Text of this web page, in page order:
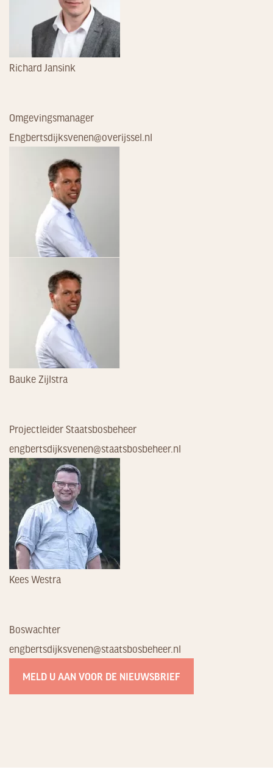
Richard Jansink
Omgevingsmanager
Engbertsdijksvenen@overijssel.nl
Bauke Zijlstra
Projectleider Staatsbosbeheer
engbertsdijksvenen@staatsbosbeheer.nl
Kees Westra
Boswachter
engbertsdijksvenen@staatsbosbeheer.nl
MELD U AAN VOOR DE NIEUWSBRIEF